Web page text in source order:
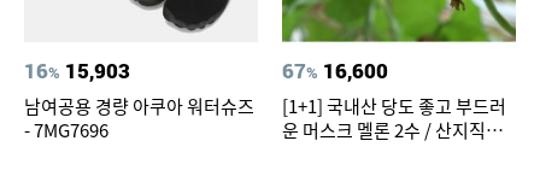
16% 15,903
남여공용 경량 아쿠아 워터슈즈
- 7MG7696
67% 16,600
[1+1] 국내산 당도 좋고 부드러
운 머스크 멜론 2수 / 산지직송 x